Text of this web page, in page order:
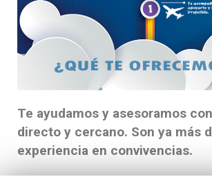
Te ayudamos y asesoramos
directo y cercano. Son ya más
experiencia en convivencias.